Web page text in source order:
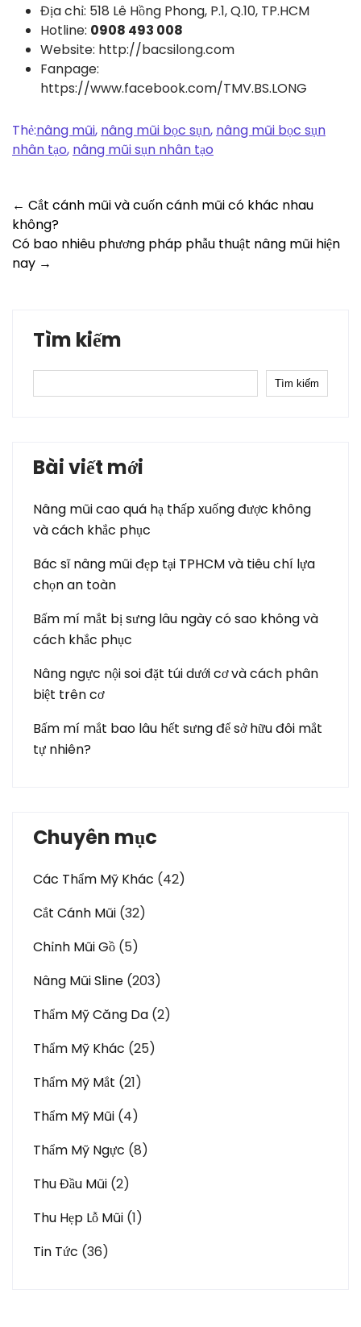
Địa chỉ: 518 Lê Hồng Phong, P.1, Q.10, TP.HCM
Hotline: 0908 493 008
Website: http://bacsilong.com
Fanpage:
https://www.facebook.com/TMV.BS.LONG
Thẻ:nâng mũi, nâng mũi bọc sụn, nâng mũi bọc sụn
nhân tạo, nâng mũi sụn nhân tạo
Post
navigation
← Cắt cánh mũi và cuốn cánh mũi có khác nhau
không?
Có bao nhiêu phương pháp phẫu thuật nâng mũi hiện
nay →
Tìm kiếm
Tìm kiếm
Bài viết mới
Nâng mũi cao quá hạ thấp xuống được không
và cách khắc phục
Bác sĩ nâng mũi đẹp tại TPHCM và tiêu chí lựa
chọn an toàn
Bấm mí mắt bị sưng lâu ngày có sao không và
cách khắc phục
Nâng ngực nội soi đặt túi dưới cơ và cách phân
biệt trên cơ
Bấm mí mắt bao lâu hết sưng để sở hữu đôi mắt
tự nhiên?
Chuyên mục
Các Thẩm Mỹ Khác (42)
Cắt Cánh Mũi (32)
Chỉnh Mũi Gồ (5)
Nâng Mũi Sline (203)
Thẩm Mỹ Căng Da (2)
Thẩm Mỹ Khác (25)
Thẩm Mỹ Mắt (21)
Thẩm Mỹ Mũi (4)
Thẩm Mỹ Ngực (8)
Thu Đầu Mũi (2)
Thu Hẹp Lỗ Mũi (1)
Tin Tức (36)